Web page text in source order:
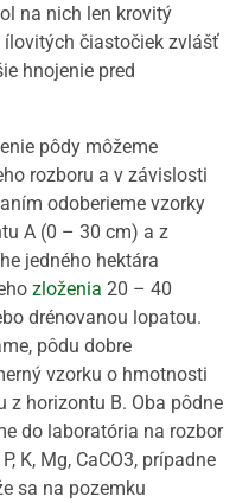
na nich len krovitý
čiastočiek zvlášť
hnojenie pred
pôdy môžeme
rozboru a v závislosti
odoberieme vzorky
A (0 – 30 cm) a z
jedného hektára
zloženia 20 – 40
drénovanou lopatou.
pôdu dobre
vzorku o hmotnosti
z horizontu B. Oba pôdne
do laboratória na rozbor
K, Mg, CaCO3, prípadne
sa na pozemku